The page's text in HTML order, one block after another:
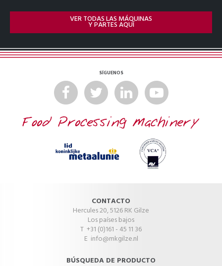
VER TODAS LAS MÁQUINAS
Y PARTES AQUÍ
SÍGUENOS
CONTACTO
Hercules 20, 5126 RK Gilze
Los países bajos
T +31 (0)161 - 45 11 36
E info@mkgilze.nl
BÚSQUEDA DE PRODUCTO